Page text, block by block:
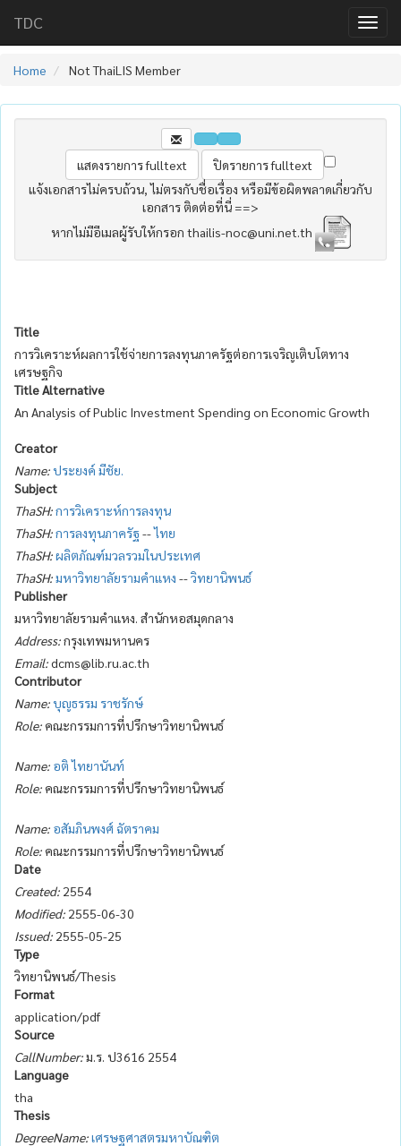
TDC
Home Not ThaiLIS Member
แจ้งเอกสารไม่ครบถ้วน, ไม่ตรงกับชื่อเรื่อง หรือมีข้อผิดพลาดเกี่ยวกับ
เอกสาร ติดต่อที่นี่ ==>
หากไม่มีอีเมลผู้รับให้กรอก thailis-noc@uni.net.th
Title
การวิเคราะห์ผลการใช้จ่ายการลงทุนภาครัฐต่อการเจริญเติบโตทาง
เศรษฐกิจ
Title Alternative
An Analysis of Public Investment Spending on Economic Growth
Creator
Name:ประยงค์ มีชัย.
Subject
ThaSH:การวิเคราะห์การลงทุน
ThaSH:การลงทุนภาครัฐ--ไทย
ThaSH:ผลิตภัณฑ์มวลรวมในประเทศ
ThaSH:มหาวิทยาลัยรามคำแหง --วิทยานิพนธ์
Publisher
มหาวิทยาลัยรามคำแหง. สำนักหอสมุดกลาง
Address:กรุงเทพมหานคร
Email:dcms@lib.ru.ac.th
Contributor
Name:บุญธรรม ราชรักษ์
Role: คณะกรรมการที่ปรึกษาวิทยานิพนธ์
Name: อติ ไทยานันท์
Role: คณะกรรมการที่ปรึกษาวิทยานิพนธ์
Name: อสัมภินพงศ์ ฉัตราคม
Role: คณะกรรมการที่ปรึกษาวิทยานิพนธ์
Date
Created: 2554
Modified: 2555-06-30
Issued: 2555-05-25
Type
วิทยานิพนธ์/Thesis
Format
application/pdf
Source
CallNumber:ม.ร. ป3616 2554
Language
tha
Thesis
DegreeName:เศรษฐศาสตรมหาบัณฑิต